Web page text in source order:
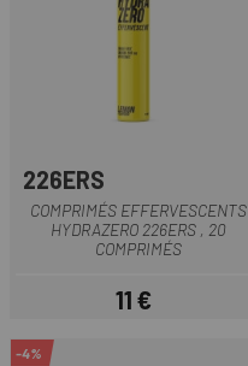
226ERS
COMPRIMÉS EFFERVESCENTS
HYDRAZERO 226ERS , 20
COMPRIMÉS
Prix
11 €
-4%